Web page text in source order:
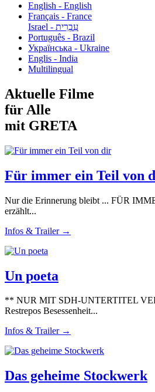
English - English
Français - France
עִבְרִית - Israel
Português - Brazil
Українська - Ukraine
Englis - India
Multilingual
Aktuelle Filme
für Alle
mit GRETA
Für immer ein Teil von
Nur die Erinnerung bleibt ... FÜR
erzählt...
Infos & Trailer →
Un poeta
** NUR MIT SDH-UNTERTITEL
Restrepos Besessenheit...
Infos & Trailer →
Das geheime Stockwerk